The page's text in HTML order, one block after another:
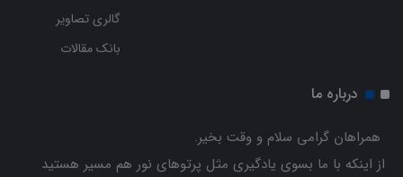
گالری تصاویر
بانک مقالات
درباره ما
همراهان گرامی سلام و وقت بخیر.
از اینکه با ما بسوی یادگیری مثل پرتوهای نور هم مسیر هستید